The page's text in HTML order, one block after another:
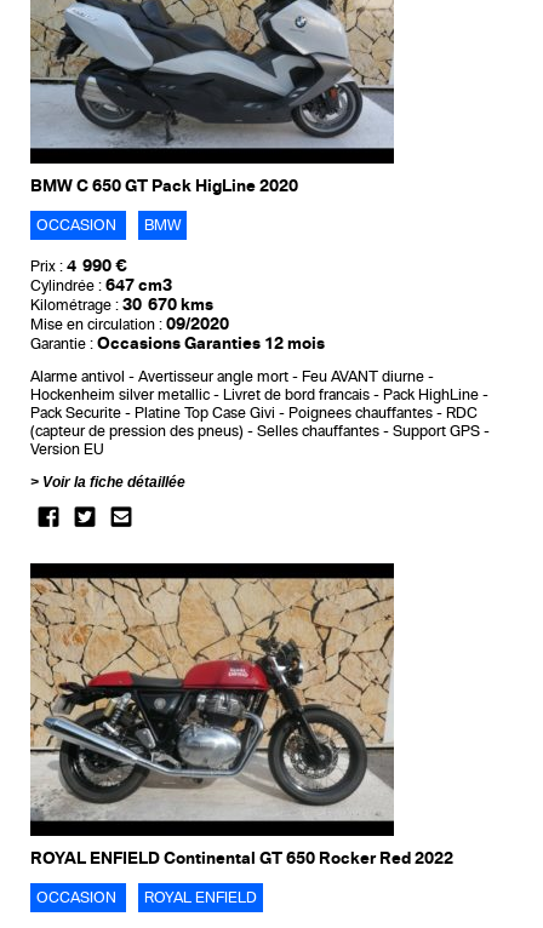
BMW C 650 GT Pack HigLine 2020
OCCASION BMW
Prix : 4 990 €
Cylindrée : 647 cm3
Kilométrage : 30 670 kms
Mise en circulation : 09/2020
Garantie : Occasions Garanties 12 mois
Alarme antivol Avertisseur angle mort
Feu AVANT diurne
Hockenheim silver metallic
Livret de bord francais
Pack HighLine
Pack Securite
Platine Top Case Givi Poignees chauffantes
RDC
(capteur de pression des pneus)
Selles chauffantes
Support GPS
Version EU
Voir la fiche détaillée
ROYAL ENFIELD Continental GT 650 Rocker Red 2022
OCCASION ROYAL ENFIELD